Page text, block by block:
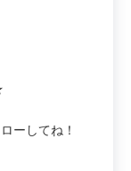
ーしてね！